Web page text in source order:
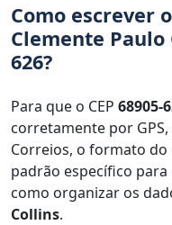
Como escrever
Clemente Paulo
626?
Para que o CEP 68905-
corretamente por
Correios, o formato
padrão específico para
como organizar os
Collins.